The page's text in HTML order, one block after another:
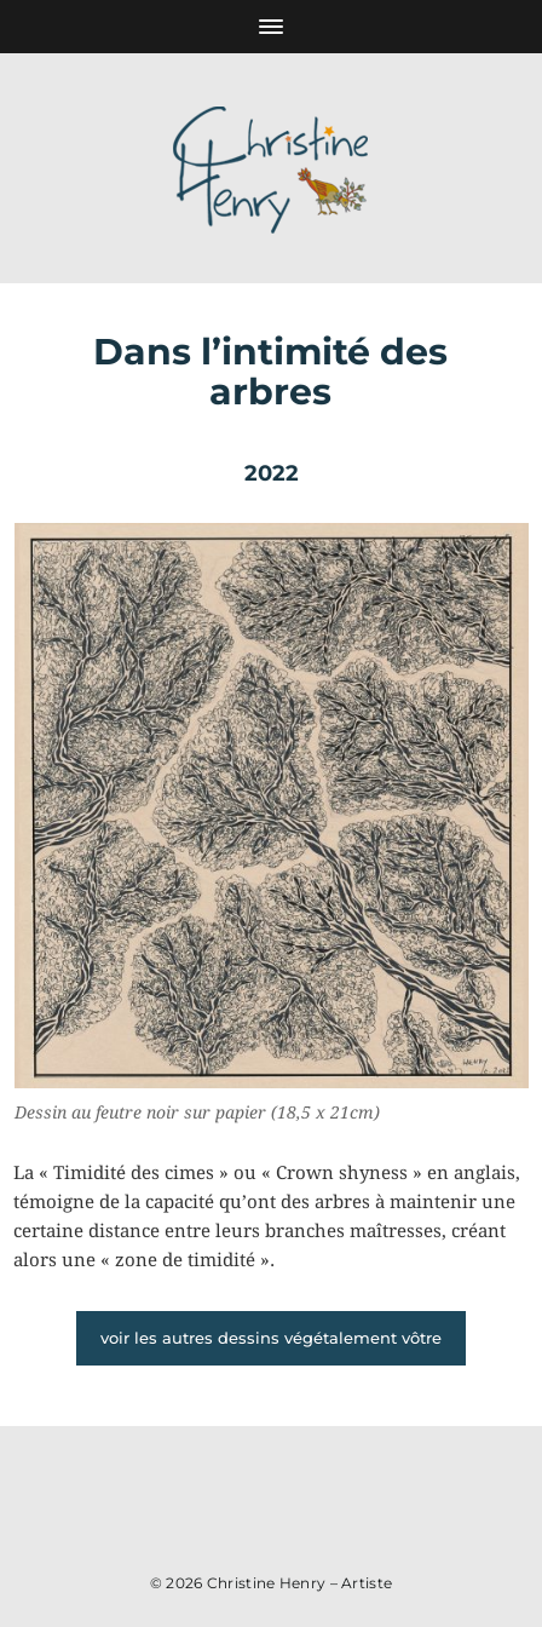
Dans l’intimité des
arbres
2022
Dessin au feutre noir sur papier (18,5 x 21cm)
La « Timidité des cimes » ou « Crown shyness » en anglais,
témoigne de la capacité qu’ont des arbres à maintenir une
certaine distance entre leurs branches maîtresses, créant
alors une « zone de timidité ».
voir les autres dessins végétalement vôtre
© 2026 Christine Henry – Artiste